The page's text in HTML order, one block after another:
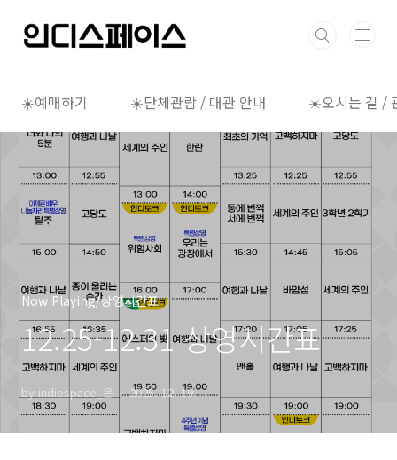
☀️예매하기 ☀️단체관람 / 대관 안내 ☀️오시는 길 /
Now Playing/상영시간표
12.25-12.31 상영시간표
by indiespace_은 2025. 12. 19.